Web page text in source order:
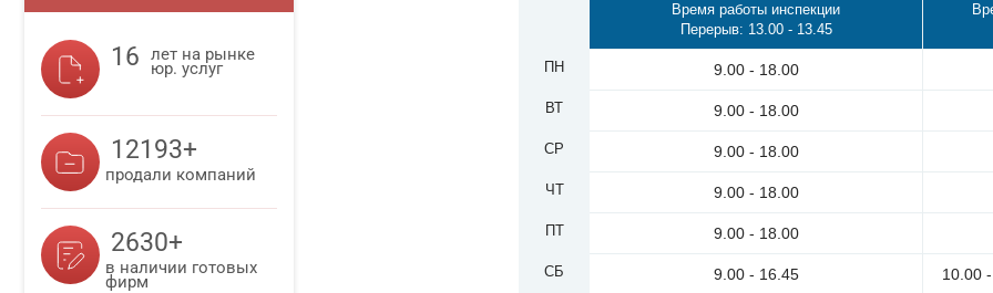
16 лет на рынке
юр. услуг
12193+
продали компаний
2630+
в наличии готовых
фирм
Время работы инспекции
Перерыв: 13.00 - 13.45
ПН 9.00 - 18.00
ВТ 9.00 - 18.00
СР 9.00 - 18.00
ЧТ 9.00 - 18.00
ПТ 9.00 - 18.00
СБ 9.00 - 16.45 10.00